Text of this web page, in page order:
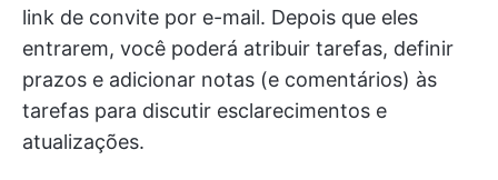
link de convite por e-mail. Depois que eles
entrarem, você poderá atribuir tarefas, definir
prazos e adicionar notas (e comentários) às
tarefas para discutir esclarecimentos e
atualizações.